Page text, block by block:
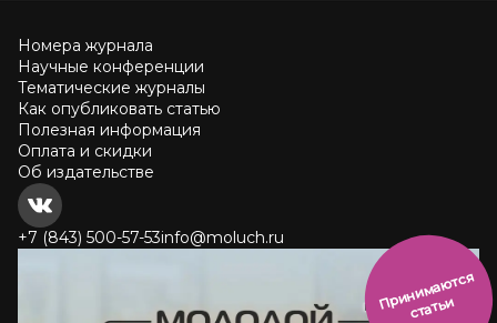
Номера журнала
Научные конференции
Тематические журналы
Как опубликовать статью
Полезная информация
Оплата и скидки
Об издательстве
+7 (843) 500-57-53info@moluch.ru
П
р
и
н
и
м
а
ют
с
я
ст
ать
и